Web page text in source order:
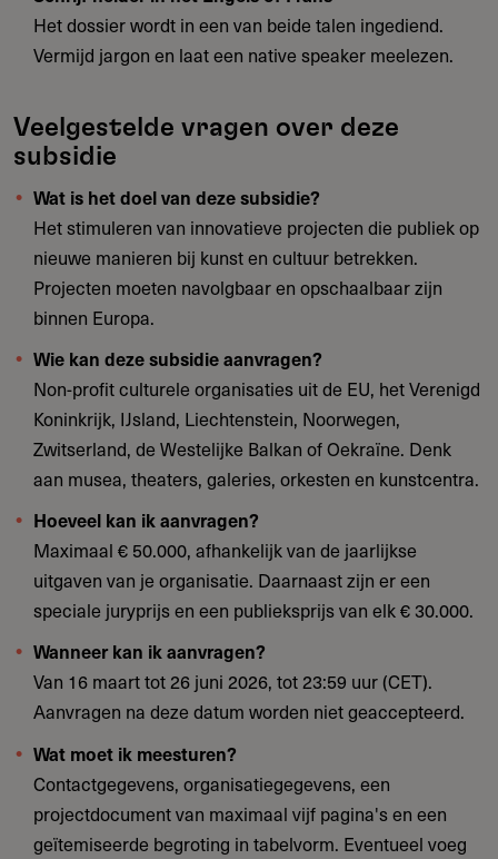
Het dossier wordt in een van beide talen ingediend.
Vermijd jargon en laat een native speaker meelezen.
Veelgestelde vragen over deze
subsidie
Wat is het doel van deze subsidie?
Het stimuleren van innovatieve projecten die publiek op
nieuwe manieren bij kunst en cultuur betrekken.
Projecten moeten navolgbaar en opschaalbaar zijn
binnen Europa.
Wie kan deze subsidie aanvragen?
Non-profit culturele organisaties uit de EU, het Verenigd
Koninkrijk, IJsland, Liechtenstein, Noorwegen,
Zwitserland, de Westelijke Balkan of Oekraïne. Denk
aan musea, theaters, galeries, orkesten en kunstcentra.
Hoeveel kan ik aanvragen?
Maximaal € 50.000, afhankelijk van de jaarlijkse
uitgaven van je organisatie. Daarnaast zijn er een
speciale juryprijs en een publieksprijs van elk € 30.000.
Wanneer kan ik aanvragen?
Van 16 maart tot 26 juni 2026, tot 23:59 uur (CET).
Aanvragen na deze datum worden niet geaccepteerd.
Wat moet ik meesturen?
Contactgegevens, organisatiegegevens, een
projectdocument van maximaal vijf pagina's en een
geïtemiseerde begroting in tabelvorm. Eventueel voeg